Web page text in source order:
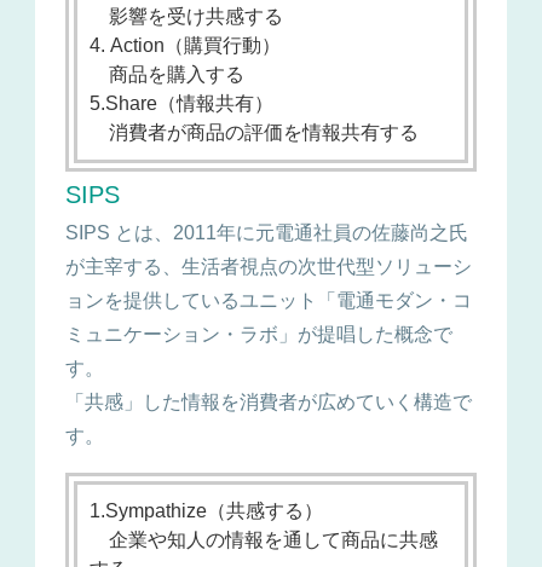
影響を受け共感する
4. Action（購買行動）
商品を購入する
5.Share（情報共有）
消費者が商品の評価を情報共有する
SIPS
SIPS とは、2011年に元電通社員の佐藤尚之氏
が主宰する、生活者視点の次世代型ソリューシ
ョンを提供しているユニット「電通モダン・コ
ミュニケーション・ラボ」が提唱した概念で
す。
「共感」した情報を消費者が広めていく構造で
す。
1.Sympathize（共感する）
企業や知人の情報を通して商品に共感